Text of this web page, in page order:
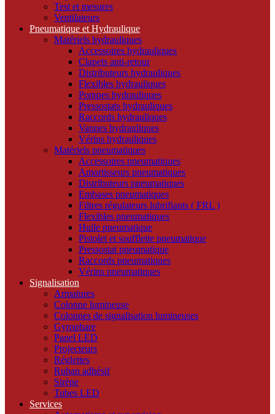
Test et mesures
Ventilateurs
Pneumatique et Hydraulique
Matériels hydrauliques
Accessoires hydrauliques
Clapets anti-retour
Distributeurs hydrauliques
Flexibles hydrauliques
Pompes hydrauliques
Pressostats hydrauliques
Raccords hydrauliques
Vannes hydrauliques
Vérins hydrauliques
Matériels pneumatiques
Accessoires pneumatiques
Amortisseurs pneumatiques
Distributeurs pneumatiques
Embases pneumatiques
Filtres régulateurs lubrifiants ( FRL )
Flexibles pneumatiques
Huile pneumatique
Pistolet et soufflette pneumatique
Pressostat pneumatique
Raccords pneumatiques
Vérins pneumatiques
Signalisation
Armatures
Colonne lumineuse
Colonnes de signalisation lumineuses
Gyrophare
Panel LED
Projecteurs
Réglettes
Ruban adhésif
Sirène
Tubes LED
Services